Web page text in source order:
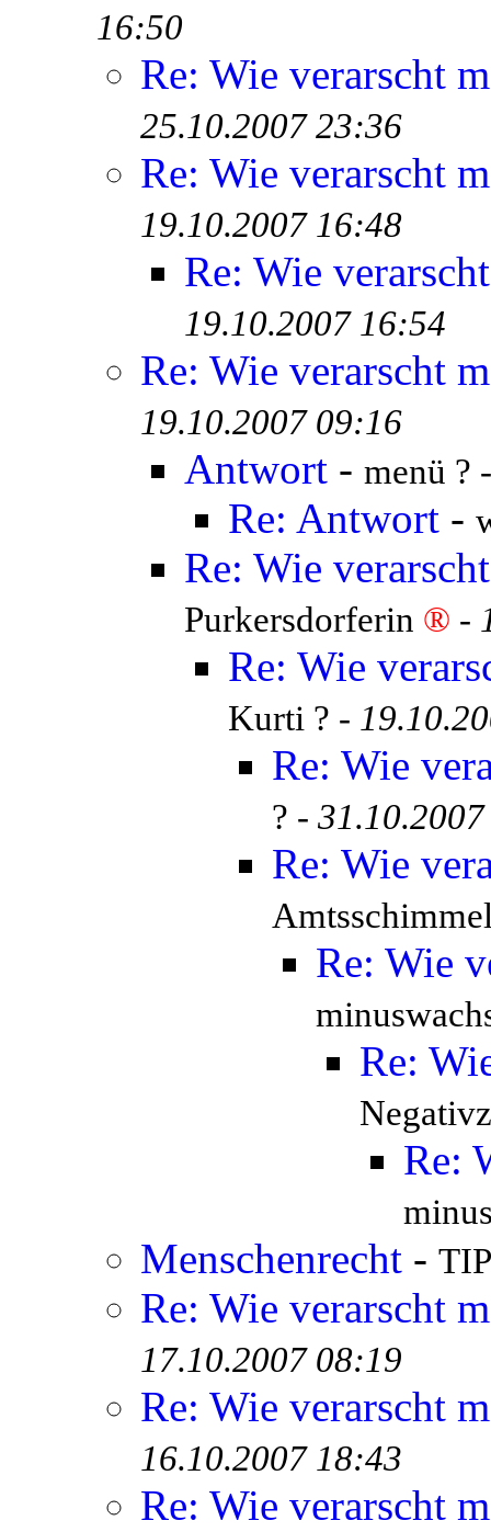
16:50
Re: Wie verarscht
25.10.2007 23:36
Re: Wie verarscht
19.10.2007 16:48
Re: Wie
19.10.2007 16:54
Re: Wie verarscht
19.10.2007 09:16
Antwort - menü ?
Re: Antwort -
Re: Wie
Purkersdorferin ® -
Re: Wie
Kurti ? -
Re: Wie
? -
Re: Wie
Re: Wie
Re:
Re:
Menschenrecht -
Re: Wie verarscht
17.10.2007 08:19
Re: Wie verarscht
16.10.2007 18:43
Re: Wie verarscht